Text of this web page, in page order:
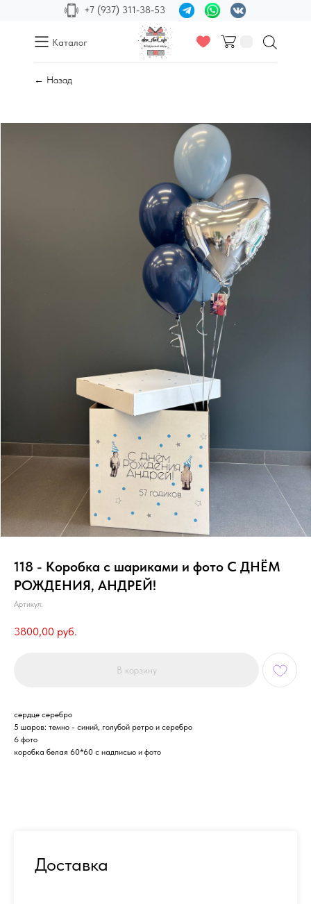
+7 (937) 311-38-53
Каталог
← Назад
118 - Коробка с шариками и фото С ДНЁМ
РОЖДЕНИЯ, АНДРЕЙ!
Артикул:
3800,00 руб.
В корзину
сердце серебро
5 шаров: темно - синий, голубой ретро и серебро
6 фото
коробка белая 60*60 с надписью и фото
Доставка